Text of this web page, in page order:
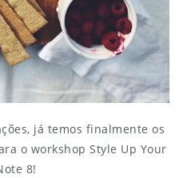
já temos finalmente os
o workshop Style Up Your
8!